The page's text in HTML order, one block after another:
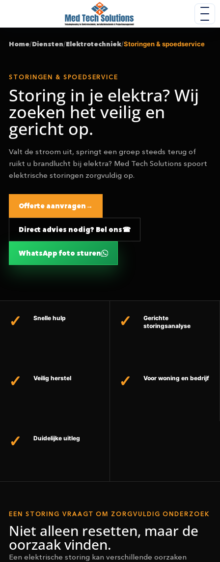
Home/Diensten/Elektrotechniek/Storingen & spoedservice
STORINGEN & SPOEDSERVICE
Storing in je elektra? Wij
zoeken het veilig en
gericht op.
Valt de stroom uit, springt een groep steeds terug of
ruikt u brandlucht bij elektra? Med Tech Solutions spoort
elektrische storingen zorgvuldig op.
Offerte aanvragen
Direct advies nodig? Bel ons
WhatsApp foto sturen
Snelle hulp
Gerichte
storingsanalyse
Veilig herstel Voor woning en bedrijf
Duidelijke uitleg
EEN STORING VRAAGT OM ZORGVULDIG ONDERZOEK
Niet alleen resetten, maar de
oorzaak vinden.
Een elektrische storing kan verschillende oorzaken